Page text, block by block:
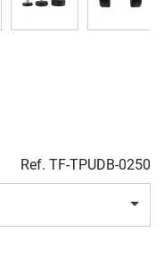
Ref. TF-TPUDB-0250